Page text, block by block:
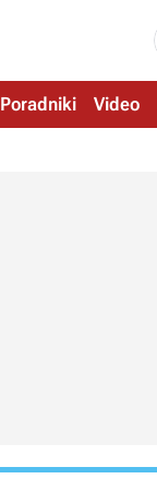
Poradniki Video